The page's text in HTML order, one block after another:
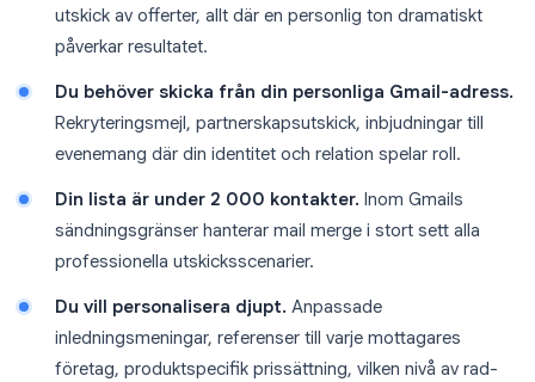
utskick av offerter, allt där en personlig ton dramatiskt
påverkar resultatet.
Du behöver skicka från din personliga Gmail-adress.
Rekryteringsmejl, partnerskapsutskick, inbjudningar till
evenemang där din identitet och relation spelar roll.
Din lista är under 2 000 kontakter. Inom Gmails
sändningsgränser hanterar mail merge i stort sett alla
professionella utskicksscenarier.
Du vill personalisera djupt. Anpassade
inledningsmeningar, referenser till varje mottagares
företag, produktspecifik prissättning, vilken nivå av rad-